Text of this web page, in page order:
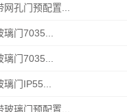
孔门预配置...
门7035...
门7035...
门IP55...
璃门预配置...